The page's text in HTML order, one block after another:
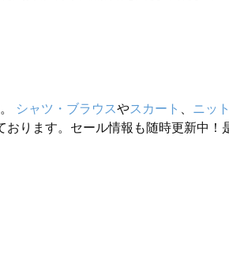
シャツ・ブラウスやスカート ニッ
おります。セール情報も随時更新中！